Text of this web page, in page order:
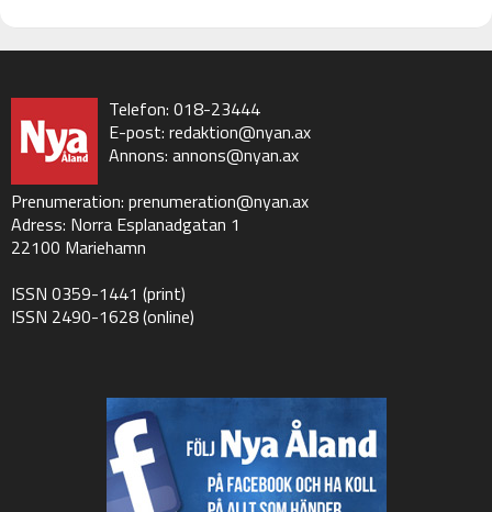
Telefon: 018-23444
E-post: redaktion@nyan.ax
Annons: annons@nyan.ax
Prenumeration: prenumeration@nyan.ax
Adress: Norra Esplanadgatan 1
22100 Mariehamn
ISSN 0359-1441 (print)
ISSN 2490-1628 (online)